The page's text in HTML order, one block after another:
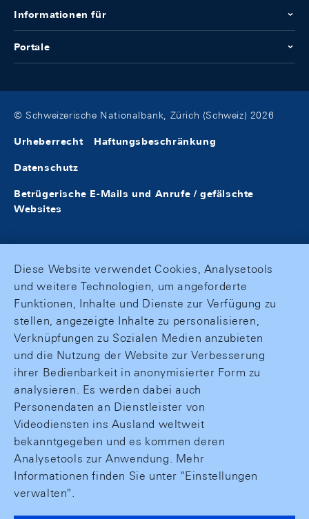
Informationen für
Portale
© Schweizerische Nationalbank, Zürich (Schweiz) 2026
Urheberrecht Haftungsbeschränkung
Datenschutz
Betrügerische E-Mails und Anrufe / gefälschte
Websites
Diese Website verwendet Cookies, Analysetools
und weitere Technologien, um angeforderte
Funktionen, Inhalte und Dienste zur Verfügung zu
stellen, angezeigte Inhalte zu personalisieren,
Verknüpfungen zu Sozialen Medien anzubieten
und die Nutzung der Website zur Verbesserung
ihrer Bedienbarkeit in anonymisierter Form zu
analysieren. Es werden dabei auch
Personendaten an Dienstleister von
Videodiensten ins Ausland weltweit
bekanntgegeben und es kommen deren
Analysetools zur Anwendung. Mehr
Informationen finden Sie unter "Einstellungen
verwalten".